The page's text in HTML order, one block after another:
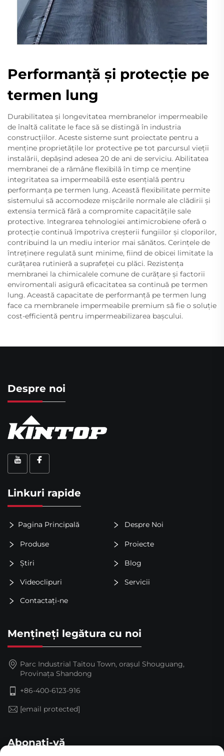
Performanță și protecție pe
termen lung
Durabilitatea și longevitatea membranelor impermeabile
de înaltă calitate le face să se distingă în industria
construcțiilor. Aceste sisteme sunt proiectate pentru a
menține proprietățile lor protective pe tot parcursul vieții
instalării, depășind adesea 20 de ani de serviciu. Abilitatea
membranei de a rămâne flexibilă în timp ce menține
integritatea sa impermeabilă este esențială pentru
performanța pe termen lung. Această flexibilitate permite
sistemului să accomodeze mișcările normale ale clădirii și
extensia termică fără a compromite capacitățile sale
protective. Integrarea tehnologiei antimicrobiene oferă o
protecție continuă împotriva creșterii fungiilor și cloporilor,
contribuind la un mediu interior mai sănătos. Cerințele de
întreținere regulată sunt minime, fiind de obicei limitate la
curățarea rutinieră a suprafeței cu plăci. Rezistența
membranei la chimicalele comune de curățare și factorii
enviromentali asigură eficacitatea sa continuă pe termen
lung. Această capacitate de performanță pe termen lung
face ca membranele impermeabile premium să fie o soluție
cost-efficientă pentru impermeabilizarea bașcului.
Despre noi
Linkuri rapide
Pagina Principală Despre Noi
Produse Proiecte
Știri Blog
Videoclipuri Servicii
Contactați-ne
Mențineți legătura cu noi
Parc Industrial Taitou Town, orașul Shouguang,
Provinața Shandong
+86-400-6123-916
[email protected]
Abonați-vă